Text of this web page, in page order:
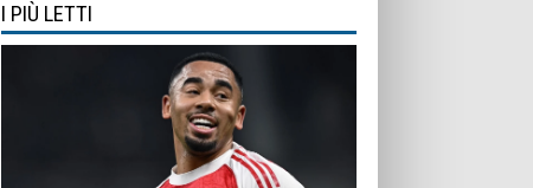
I PIÙ LETTI